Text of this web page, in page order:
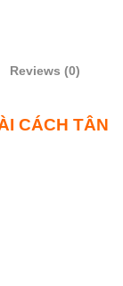
Reviews (0)
CÁCH TÂN